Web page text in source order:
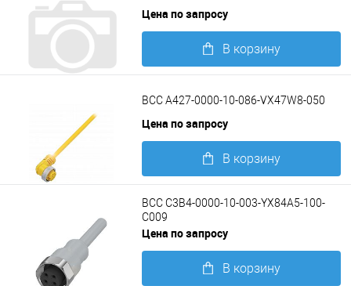
Цена по запросу
В корзину
BCC A427-0000-10-086-VX47W8-050
Цена по запросу
В корзину
Подробнее
BCC C3B4-0000-10-003-YX84A5-100-
C009
Цена по запросу
В корзину